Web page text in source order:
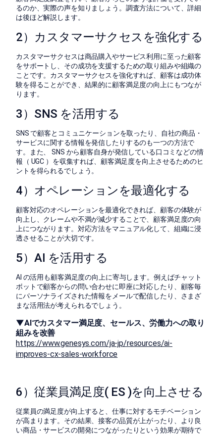
るのか、実際の声を知りましょう。調査方法について、詳細
は後ほど解説します。
2）カスタマーサクセスを強化する
カスタマーサクセスは商品購入やサービス利用に至った顧客
をサポートし、その成功を支援するための取り組みや組織の
ことです。カスタマーサクセスを強化すれば、顧客は成功体
験を得ることができ、結果的に顧客満足度の向上にもつなが
ります。
3）SNS を活用する
SNS で顧客とコミュニケーションを取ったり、自社の商品・
サービスに関する情報を発信したりするのも一つの方法で
す。また、 SNS から顧客自身が発信している口コミなどの情
報（ UGC ）を収集すれば、顧客満足度を向上させるためのヒ
ントを得られるでしょう。
4）オペレーションを最適化する
顧客対応のオペレーションを最適化できれば、顧客の体験が
向上し、クレームや不満が減少することで、顧客満足度の向
上につながります。対応方法をマニュアル化して、組織に浸
透させることが大切です。
5）AI を活用する
AI の活用も顧客満足度の向上に寄与します。例えばチャット
ボットで顧客からの問い合わせに即座に対応したり、顧客毎
にパーソナライズされた情報をメールで配信したり、さまざ
まな活用法が考えられるでしょう。
▼AIでカスタマー満足度、セールス、労働力への取り
組みを改善
https://www.genesys.com/ja-jp/resources/ai-
improves-cx-sales-workforce
6）従業員満足度( ES )を向上させる
従業員の満足度が向上すると、仕事に対するモチベーション
が高まります。その結果、接客の品質が上がったり、より良
い商品・サービスの開発につながったりという効果が期待で